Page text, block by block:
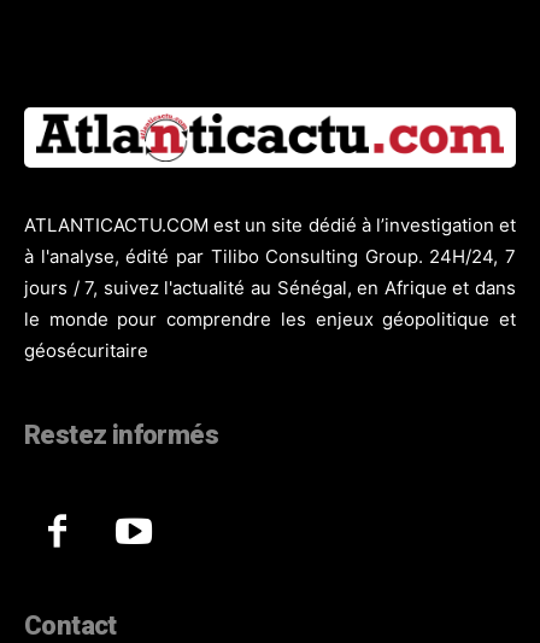
ATLANTICACTU.COM est un site dédié à l’investigation et
à l'analyse, édité par Tilibo Consulting Group. 24H/24, 7
jours / 7, suivez l'actualité au Sénégal, en Afrique et dans
le monde pour comprendre les enjeux géopolitique et
géosécuritaire
Restez informés
Contact